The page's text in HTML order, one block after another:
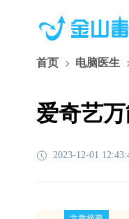
首页 电脑医生
爱奇艺
2023-12-01